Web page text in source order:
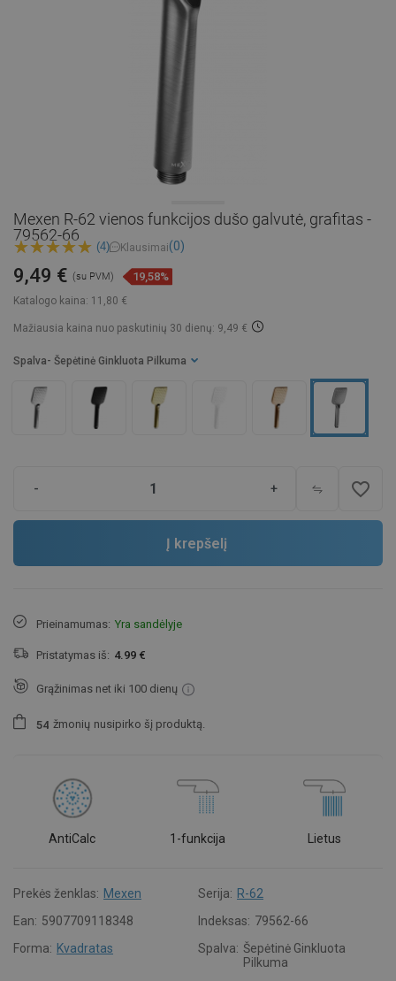
Mexen R-62 vienos funkcijos dušo galvutė, grafitas -
79562-66
(4) Klausimai(0)
Katalogo kaina: 11,80 €
9,49 € (su PVM) 19,58%
Mažiausia kaina nuo paskutinių 30 dienų: 9,49 €
Spalva - Šepėtinė Ginkluota Pilkuma
- + favorite_border
Į krepšelį
Prieinamumas: Yra sandėlyje
Pristatymas iš: 4.99 €
Grąžinimas net iki 100 dienų
54 žmonių nusipirko šį produktą.
AntiCalc 1-funkcija Lietus
Prekės ženklas: Mexen Serija: R-62
Ean: 5907709118348 Indeksas: 79562-66
Forma: Kvadratas Spalva: Šepėtinė Ginkluota
Pilkuma